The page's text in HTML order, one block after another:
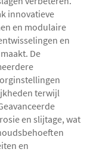
innovatieve
en modulaire
en
De
terwijl
en slijtage, wat
en